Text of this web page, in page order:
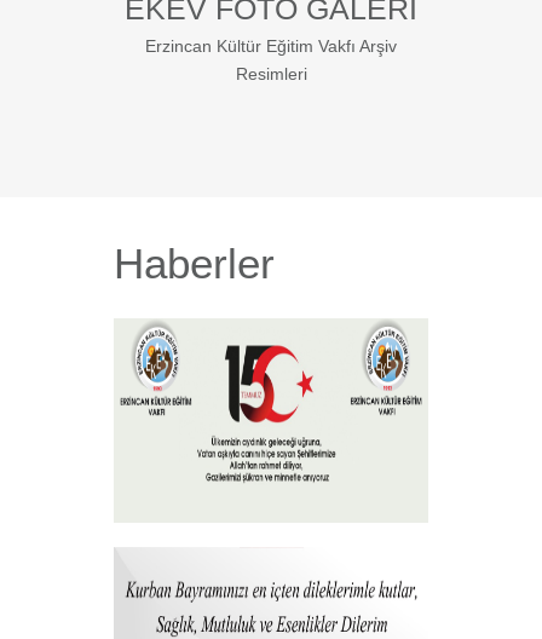
EKEV FOTO GALERI
Erzincan Kültür Eğitim Vakfı Arşiv
Resimleri
Haberler
+